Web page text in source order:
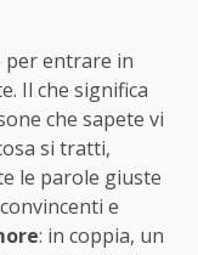
per entrare in
Il che significa
che sapete vi
si tratti,
le parole giuste
e
: in coppia, un